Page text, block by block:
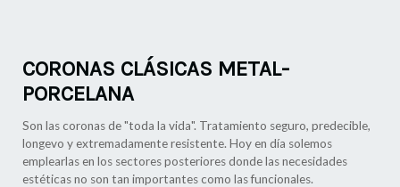
CORONAS CLÁSICAS METAL-
PORCELANA
Son las coronas de "toda la vida". Tratamiento seguro, predecible,
longevo y extremadamente resistente. Hoy en día solemos
emplearlas en los sectores posteriores donde las necesidades
estéticas no son tan importantes como las funcionales.